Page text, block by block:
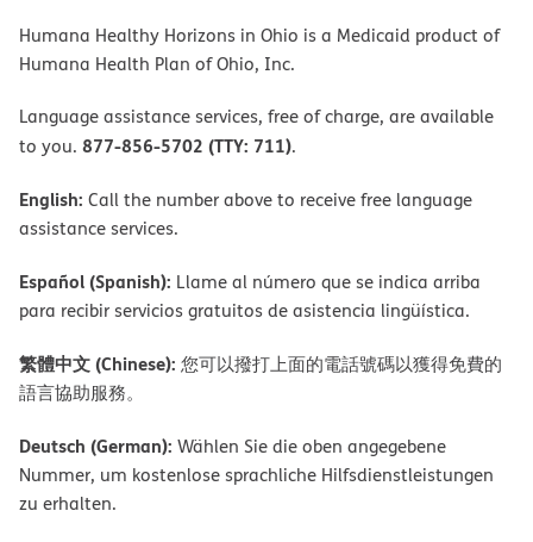
Humana Healthy Horizons in Ohio is a Medicaid product of
Humana Health Plan of Ohio, Inc.
Language assistance services, free of charge, are available
to you. 877-856-5702 (TTY: 711).
English: Call the number above to receive free language
assistance services.
Español (Spanish): Llame al número que se indica arriba
para recibir servicios gratuitos de asistencia lingüística.
繁體中文 (Chinese): 您可以撥打上面的電話號碼以獲得免費的
語言協助服務。
Deutsch (German): Wählen Sie die oben angegebene
Nummer, um kostenlose sprachliche Hilfsdienstleistungen
zu erhalten.